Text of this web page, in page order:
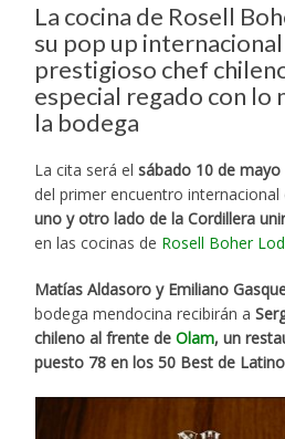
La cocina de Rosell
su pop up
prestigioso chef
especial regado con lo
la bodega
La cita será elsábado 10 de mayo
del primer encuentro
uno y otro lado de la Cordillera
en las cocinas de Rosell Boher
Matías Aldasoro y Emiliano
bodega mendocina recibirán a
chileno al frente deOlam, un
puesto 78 en los 50 Best de